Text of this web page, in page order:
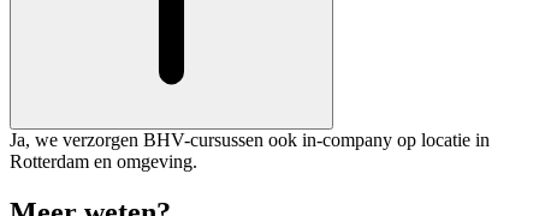
Ja, we verzorgen BHV-cursussen ook in-company op locatie in
Rotterdam en omgeving.